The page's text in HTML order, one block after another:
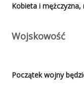
Kobieta i
Wojskowość
Początek wojny